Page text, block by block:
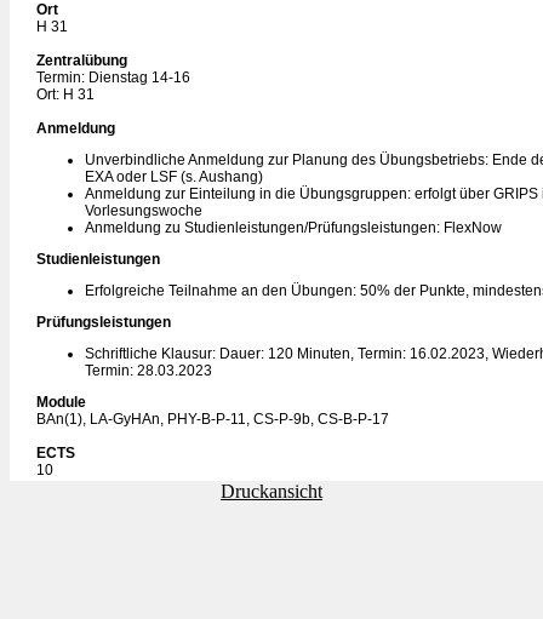
Ort
H 31
Zentralübung
Termin: Dienstag 14-16
Ort: H 31
Anmeldung
Unverbindliche Anmeldung zur Planung des Übungsbetriebs: Ende
EXA oder LSF (s. Aushang)
Anmeldung zur Einteilung in die Übungsgruppen: erfolgt über GRIPS
Vorlesungswoche
Anmeldung zu Studienleistungen/Prüfungsleistungen: FlexNow
Studienleistungen
Erfolgreiche Teilnahme an den Übungen: 50% der Punkte,
Prüfungsleistungen
Schriftliche Klausur: Dauer: 120 Minuten, Termin: 16.02.2023,
Termin: 28.03.2023
Module
BAn(1), LA-GyHAn, PHY-B-P-11, CS-P-9b, CS-B-P-17
ECTS
10
Druckansicht